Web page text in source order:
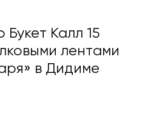
Калл 15
лентами
в Дидиме